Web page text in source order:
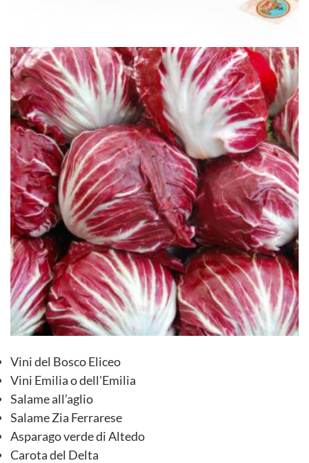
Vini del Bosco Eliceo
Vini Emilia o dell'Emilia
Salame all’aglio
Salame Zia Ferrarese
Asparago verde di Altedo
Carota del Delta